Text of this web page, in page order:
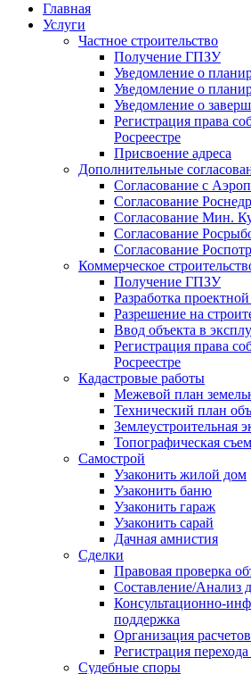
Главная
Услуги
Частное строительство
Получение ГПЗУ
Уведомление о
Уведомление о
Уведомление о
Регистрация права
Росреестре
Присвоение адреса
Дополнительные
Согласование с
Согласование
Согласование Мин.
Согласование
Согласование
Коммерческое
Получение ГПЗУ
Разработка
Разрешение на
Ввод объекта в
Регистрация права
Росреестре
Кадастровые работы
Межевой план
Технический план
Землеустроительная
Топографическая
Самострой
Узаконить жилой дом
Узаконить баню
Узаконить гараж
Узаконить сарай
Дачная амнистия
Сделки
Правовая проверка
Составление/Анализ
Консультационно-
поддержка
Организация
Регистрация
Судебные споры